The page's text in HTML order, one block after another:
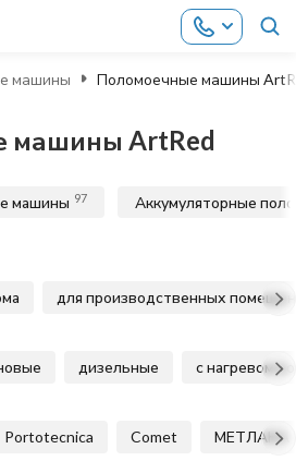
машины Поломоечные машины
машины ArtRed
машины 97 Аккумуляторные
для производственных
дизельные с нагревом
Portotecnica Comet МЕТЛАНА